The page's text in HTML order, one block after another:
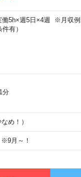
5h×週5日×4週 ※月収例
有）
分
め！）
月～！